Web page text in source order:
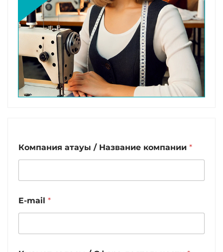
Компания атауы / Название компании *
E-mail *